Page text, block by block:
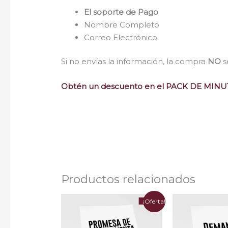
El soporte de Pago
Nombre Completo
Correo Electrónico
Si no envías la información, la compra NO
Obtén un descuento en el PACK DE
Productos relacionados
¡Oferta!
era:
precio
es:
era: